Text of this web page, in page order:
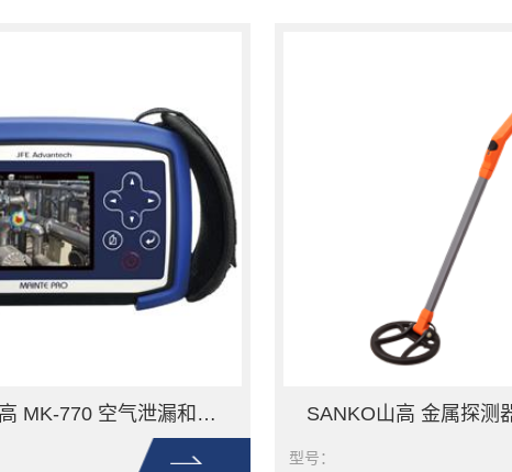
SANKO山高 MK-770 空气泄漏和排放检测仪
型号：